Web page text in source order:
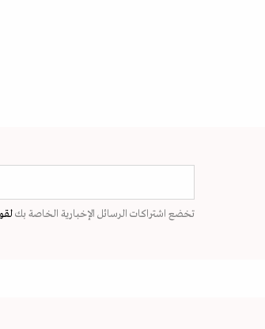
تخضع اشتراكات الرسائل الإخبارية الخاصة بك